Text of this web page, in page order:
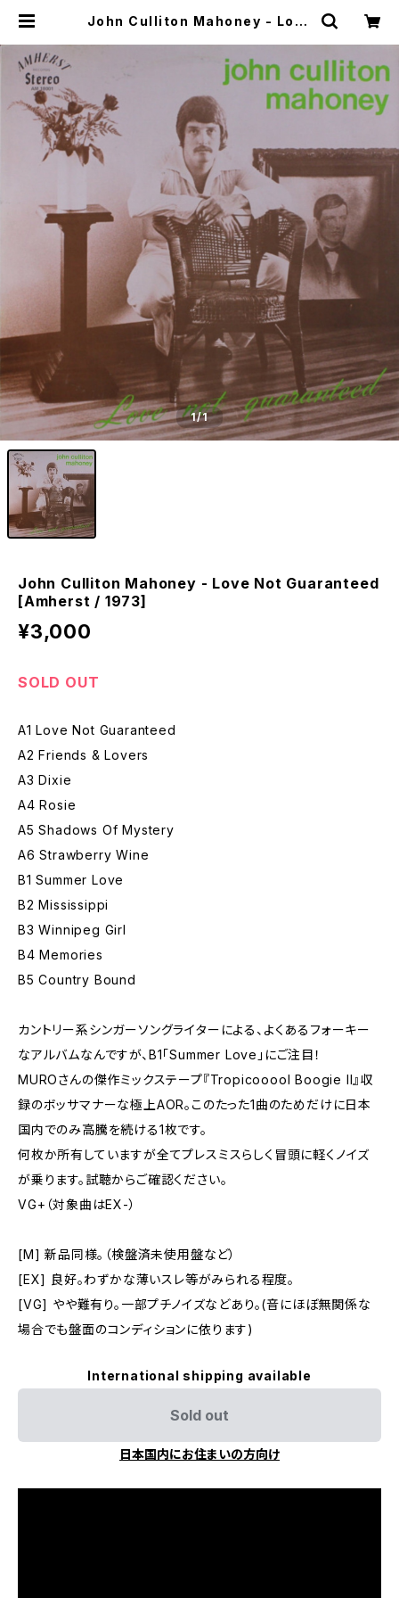
John Culliton Mahoney - Love
73] | WOW RECORDS
1/1
John Culliton Mahoney - Love Not Guaranteed
[Amherst / 1973]
¥3,000
SOLD OUT
A1 Love Not Guaranteed
A2 Friends & Lovers
A3 Dixie
A4 Rosie
A5 Shadows Of Mystery
A6 Strawberry Wine
B1 Summer Love
B2 Mississippi
B3 Winnipeg Girl
B4 Memories
B5 Country Bound
カントリー系シンガーソングライターによる、よくあるフォーキー
なアルバムなんですが、B1「Summer Love」にご注目！
MUROさんの傑作ミックステープ『Tropicooool Boogie II』収
録のボッサマナーな極上AOR。このたった1曲のためだけに日本
国内でのみ高騰を続ける1枚です。
何枚か所有していますが全てプレスミスらしく冒頭に軽くノイズ
が乗ります。試聴からご確認ください。
VG+（対象曲はEX-）
[M] 新品同様。（検盤済未使用盤など）
[EX] 良好。わずかな薄いスレ等がみられる程度。
[VG] やや難有り。一部プチノイズなどあり。(音にほぼ無関係な
場合でも盤面のコンディションに依ります)
International shipping available
Sold out
日本国内にお住まいの方向け